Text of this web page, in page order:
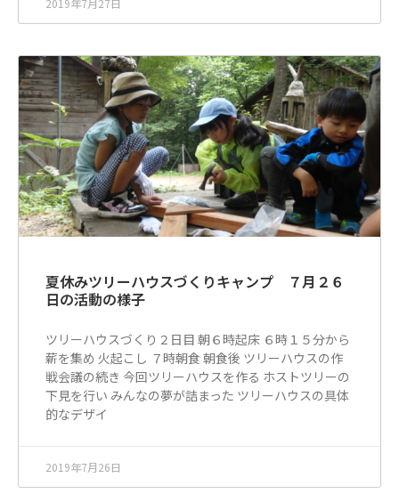
2019年7月27日
夏休みツリーハウスづくりキャンプ ７月２６
日の活動の様子
ツリーハウスづくり２日目 朝６時起床 ６時１５分から
薪を集め 火起こし ７時朝食 朝食後 ツリーハウスの作
戦会議の続き 今回ツリーハウスを作る ホストツリーの
下見を行い みんなの夢が詰まった ツリーハウスの具体
的なデザイ
2019年7月26日